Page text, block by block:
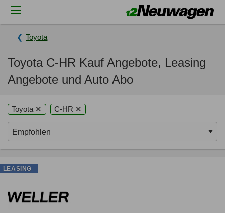
Toyota
Toyota C-HR Kauf Angebote, Leasing
Angebote und Auto Abo
Toyota ✕ C-HR ✕
LEASING